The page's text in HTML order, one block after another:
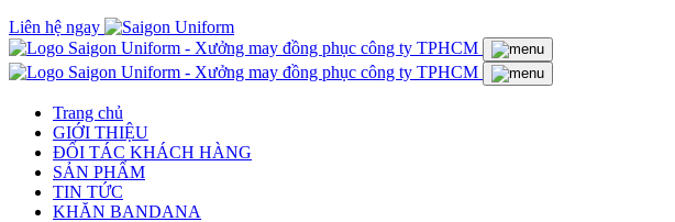
Liên hệ ngay
Trang chủ
GIỚI THIỆU
ĐỐI TÁC KHÁCH HÀNG
SẢN PHẨM
TIN TỨC
KHĂN BANDANA